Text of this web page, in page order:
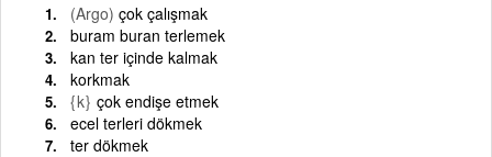
(Argo) çok çalışmak
buram buran terlemek
kan ter içinde kalmak
korkmak
{k} çok endişe etmek
ecel terleri dökmek
ter dökmek